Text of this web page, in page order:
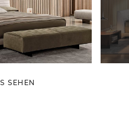
SEHEN